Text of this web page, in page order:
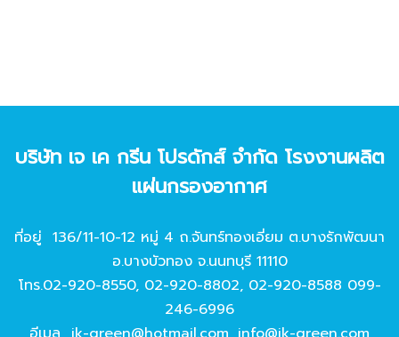
บริษัท เจ เค กรีน โปรดักส์ จํากัด โรงงานผลิต
แผ่นกรองอากาศ
ที่อยู่ 136/11-10-12 หมู่ 4 ถ.จันทร์ทองเอี่ยม ต.บางรักพัฒนา
อ.บางบัวทอง จ.นนทบุรี 11110
โทร.02-920-8550, 02-920-8802, 02-920-8588 099-
246-6996